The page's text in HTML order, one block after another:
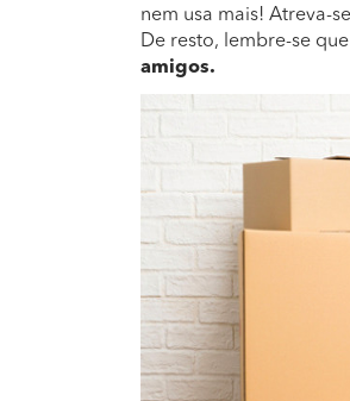
nem usa mais! Atreva-
De resto, lembre-se
amigos.